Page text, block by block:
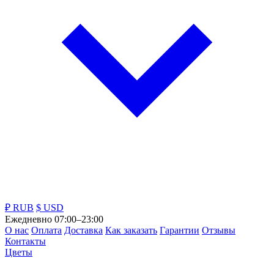
₽ RUB $ USD
Ежедневно 07:00–23:00
О нас Оплата Доставка Как заказать Гарантии Отзывы
Контакты
Цветы